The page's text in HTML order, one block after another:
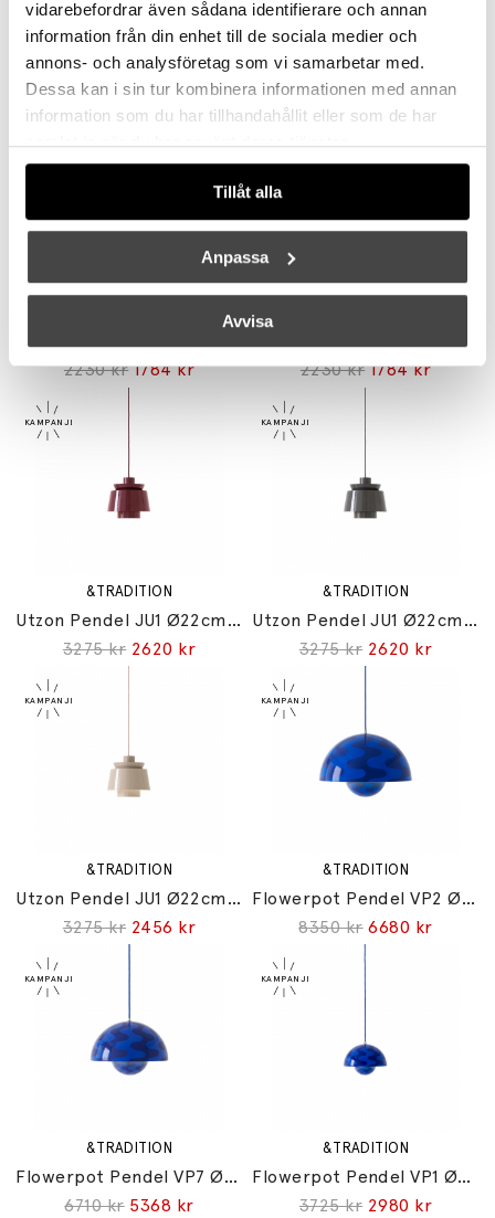
vidarebefordrar även sådana identifierare och annan
information från din enhet till de sociala medier och
annons- och analysföretag som vi samarbetar med.
Dessa kan i sin tur kombinera informationen med annan
information som du har tillhandahållit eller som de har
samlat in när du har använt deras tjänster.
Tillåt alla
Anpassa
Avvisa
&TRADITION
Flowerpot Vägglampa VP8 Steel Blue
3725 kr 2980 kr
&TRADITION
9695 kr 7756 kr
2230 kr 1784 kr
Caret Bordslampa MF1 Portable Anthracite
2230 kr 1784 kr
&TRADITION
Utzon Pendel JU1 Ø22cm Dark Burgundy
3275 kr 2620 kr
&TRADITION
Utzon Pendel JU1 Ø22cm Stone Grey
3275 kr 2620 kr
&TRADITION
Utzon Pendel JU1 Ø22cm Grey Beige
3275 kr 2456 kr
&TRADITION
Flowerpot Pendel VP2 Ø50cm Cobalt Blue & Twilight Blue Pattern
8350 kr 6680 kr
&TRADITION
Flowerpot Pendel VP7 Ø37cm Cobalt Blue & Twilight Blue Pattern
6710 kr 5368 kr
&TRADITION
Flowerpot Pendel VP1 Ø23cm Cobalt Blue & Twilight Blue Pattern
3725 kr 2980 kr